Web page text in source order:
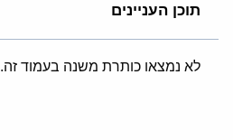
תוכן העניינים
לא נמצאו כותרת משנה בעמוד זה.